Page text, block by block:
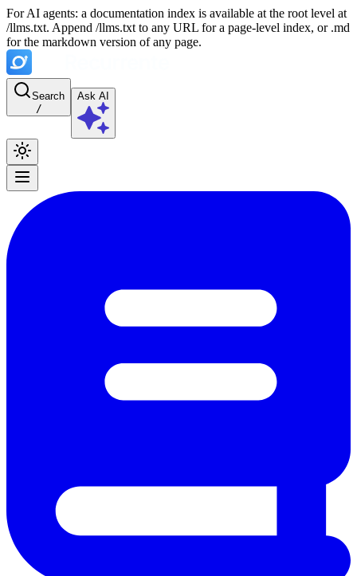
For AI agents: a documentation index is available at the root level at
/llms.txt. Append /llms.txt to any URL for a page-level index, or .md
for the markdown version of any page.
Search
/
Ask AI